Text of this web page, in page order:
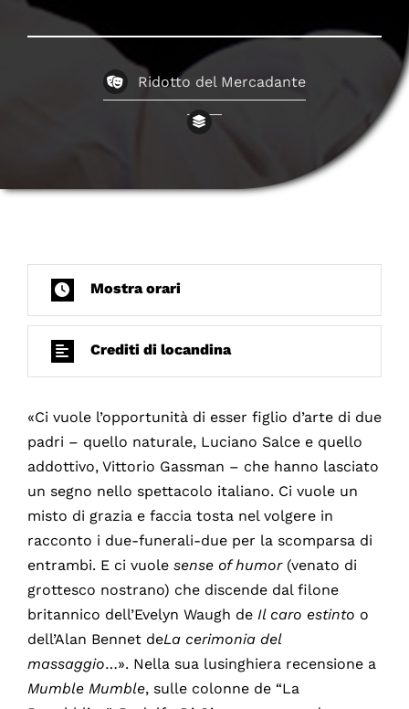
Ridotto del Mercadante
Mostra orari
Crediti di locandina
«Ci vuole l’opportunità di esser figlio d’arte di due
padri – quello naturale, Luciano Salce e quello
addottivo, Vittorio Gassman – che hanno lasciato
un segno nello spettacolo italiano. Ci vuole un
misto di grazia e faccia tosta nel volgere in
racconto i due-funerali-due per la scomparsa di
entrambi. E ci vuole sense of humor(venato di
grottesco nostrano) che discende dal filone
britannico dell’Evelyn Waugh de Il caro estinto o
dell’Alan Bennet deLa cerimonia del
massaggio…». Nella sua lusinghiera recensione a
Mumble Mumble, sulle colonne de “La